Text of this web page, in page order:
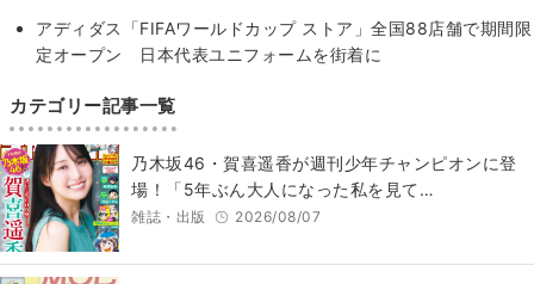
アディダス「FIFAワールドカップ ストア」全国88店舗で期間限
定オープン 日本代表ユニフォームを街着に
カテゴリー記事一覧
乃木坂46・賀喜遥香が週刊少年チャンピオンに登
場！「5年ぶん大人になった私を見て…
雑誌・出版 2026/08/07